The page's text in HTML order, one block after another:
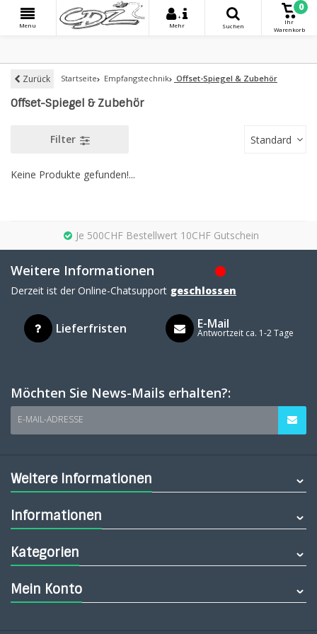
Menu
+
Mehr
Suchen
0
Ihr
Warenkorb
Zurück Startseite Empfangstechnik Offset-Spiegel & Zubehör
Offset-Spiegel & Zubehör
Filter Standard
Keine Produkte gefunden!...
Je 500CHF Bestellwert 10CHF Gutschein
Weitere Informationen
Derzeit ist der Online-Chatsupport geschlossen
Lieferfristen E-Mail
Antwortzeit ca. 1-2 Tage
Möchten Sie News-Mails erhalten?:
E-MAIL-ADRESSE
Weitere Informationen
Informationen
Kategorien
Mein Konto